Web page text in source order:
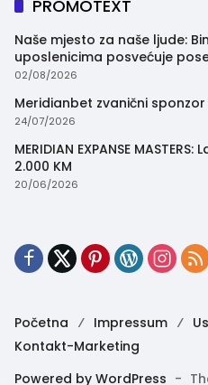
PROMOTEXT
Naše mjesto za naše ljude:
uposlenicima posvećuje
trenutak
02/08/2026
Meridianbet zvanični
24/07/2026
MERIDIAN EXPANSE
2.000 KM
20/06/2026
Početna Impressum
Kontakt-Marketing
Powered by WordPress -